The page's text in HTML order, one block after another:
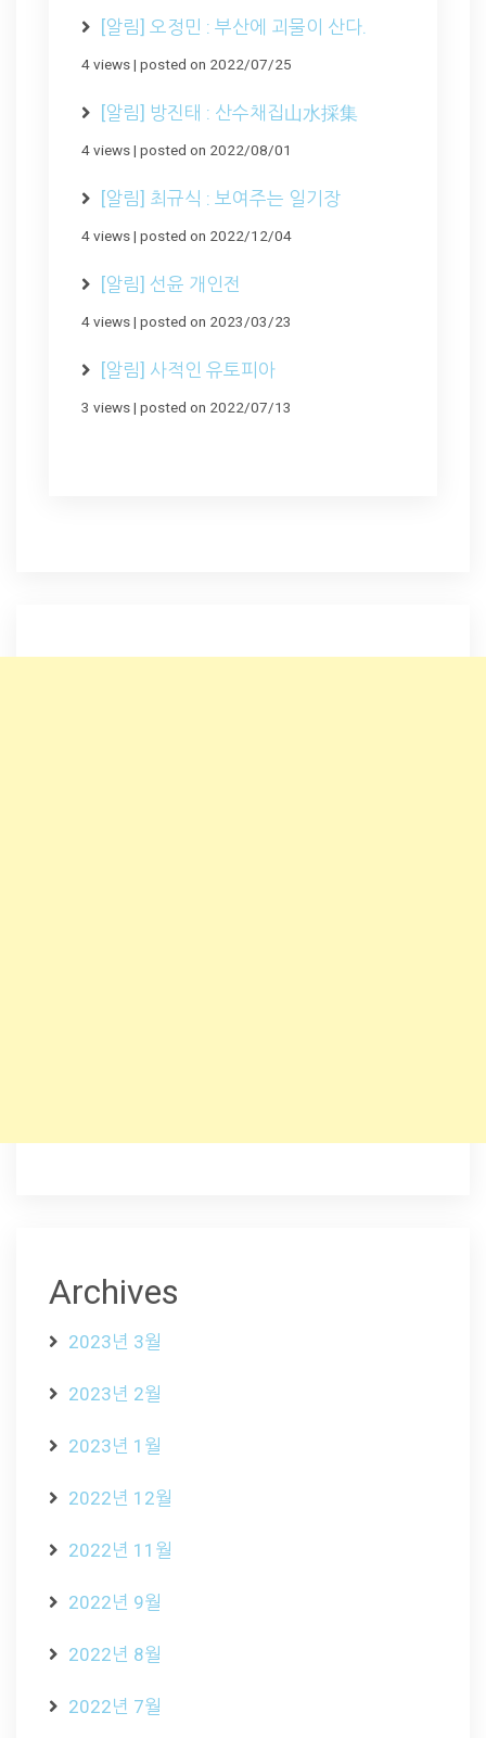
[알림] 오정민 : 부산에 괴물이 산다.
4 views| posted on 2022/07/25
[알림] 방진태 : 산수채집山水採集
4 views| posted on 2022/08/01
[알림] 최규식 : 보여주는 일기장
4 views| posted on 2022/12/04
[알림] 선윤 개인전
4 views| posted on 2023/03/23
[알림] 사적인 유토피아
3 views| posted on 2022/07/13
Archives
2023년 3월
2023년 2월
2023년 1월
2022년 12월
2022년 11월
2022년 9월
2022년 8월
2022년 7월